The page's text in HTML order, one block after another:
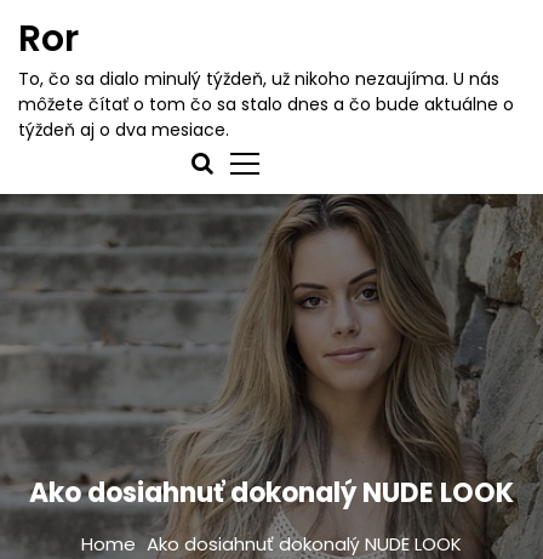
o
t
e
Ror
To, čo sa dialo minulý týždeň, už nikoho nezaujíma. U nás
môžete čítať o tom čo sa stalo dnes a čo bude aktuálne o
týždeň aj o dva mesiace.
Ako dosiahnuť dokonalý NUDE LOOK
Home Ako dosiahnuť dokonalý NUDE LOOK